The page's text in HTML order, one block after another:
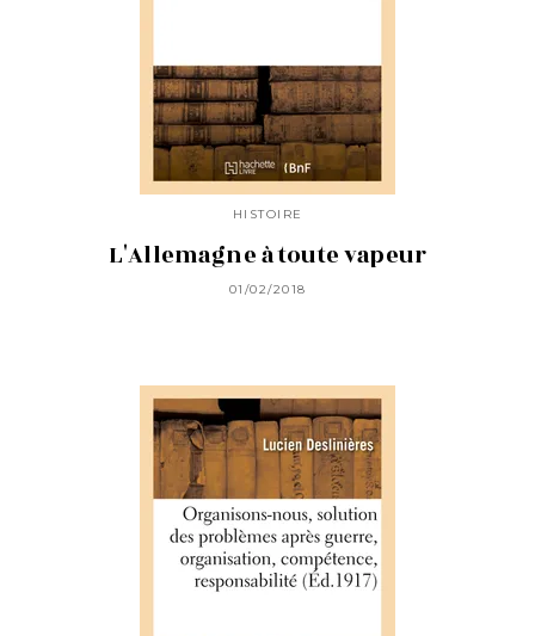
HISTOIRE
L'Allemagne à toute vapeur
01/02/2018